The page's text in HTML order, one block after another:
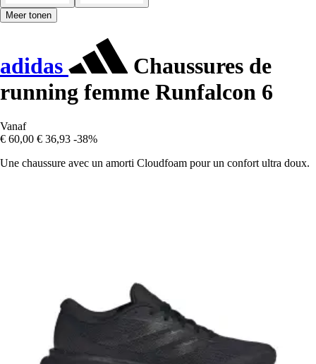
Meer tonen
adidas
Chaussures de
running femme Runfalcon 6
Vanaf
€ 60,00 € 36,93 -38%
Une chaussure avec un amorti Cloudfoam pour un confort ultra doux.